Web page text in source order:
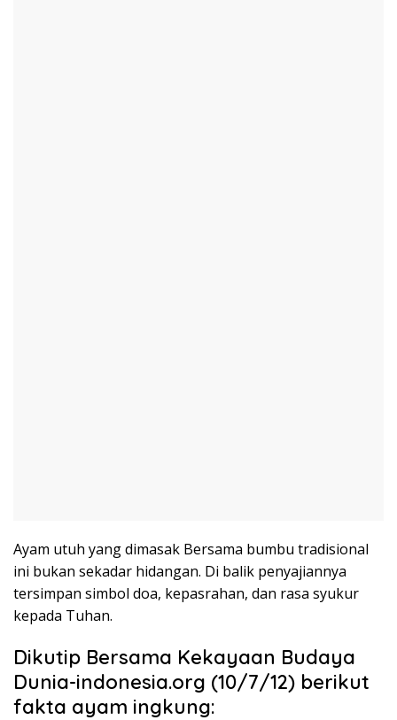
Ayam utuh yang dimasak Bersama bumbu tradisional
ini bukan sekadar hidangan. Di balik penyajiannya
tersimpan simbol doa, kepasrahan, dan rasa syukur
kepada Tuhan.
Dikutip Bersama Kekayaan Budaya
Dunia-indonesia.org (10/7/12) berikut
fakta ayam ingkung: